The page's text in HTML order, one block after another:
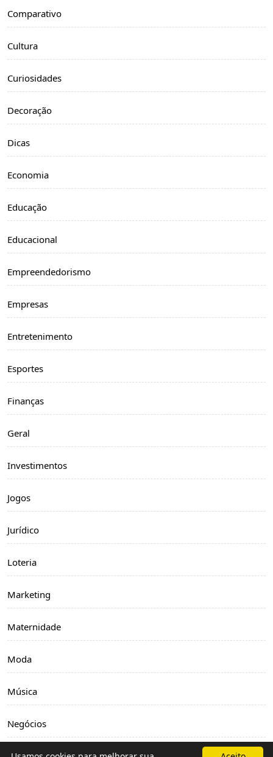
Comparativo
Cultura
Curiosidades
Decoração
Dicas
Economia
Educação
Educacional
Empreendedorismo
Empresas
Entretenimento
Esportes
Finanças
Geral
Investimentos
Jogos
Jurídico
Loteria
Marketing
Maternidade
Moda
Música
Negócios